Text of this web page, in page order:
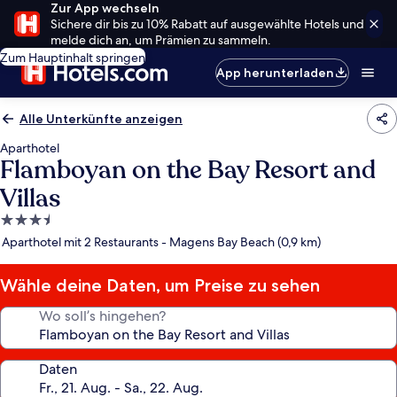
Zur App wechseln
Sichere dir bis zu 10% Rabatt auf ausgewählte Hotels und
melde dich an, um Prämien zu sammeln.
Zum Hauptinhalt springen
App herunterladen
Alle Unterkünfte anzeigen
Aparthotel
Flamboyan on the Bay Resort and
Villas
3.5-
Sterne-
Aparthotel mit 2 Restaurants - Magens Bay Beach (0,9 km)
Wähle deine Daten, um Preise zu sehen
Wo soll’s hingehen?
Daten